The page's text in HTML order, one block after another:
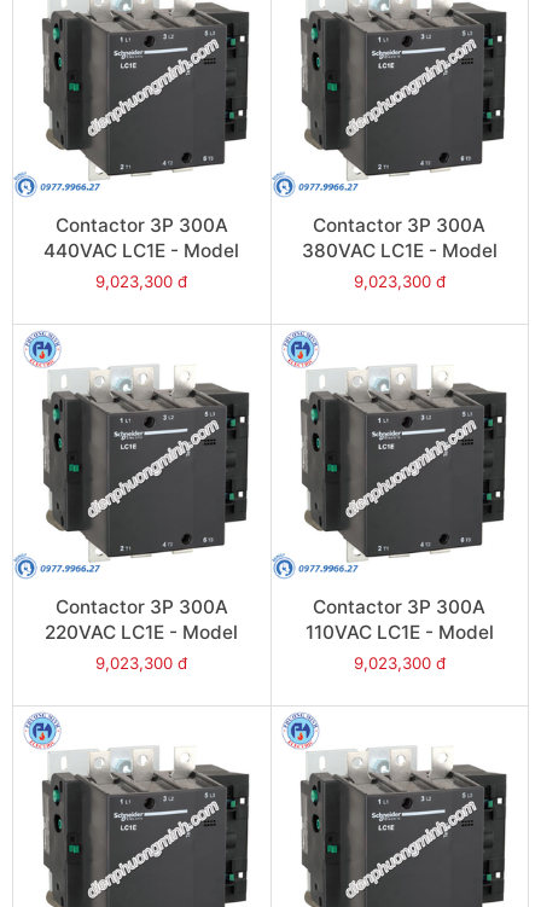
Contactor 3P 300A
440VAC LC1E - Model
LC1E300R6
9,023,300 đ
Contactor 3P 300A
380VAC LC1E - Model
LC1E300Q6
9,023,300 đ
Contactor 3P 300A
220VAC LC1E - Model
LC1E300M6
9,023,300 đ
Contactor 3P 300A
110VAC LC1E - Model
LC1E300F6
9,023,300 đ